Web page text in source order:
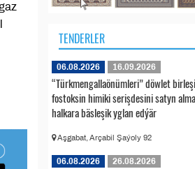
TENDERLER
06.08.2026 16.09.2026
“Türkmengallaönümleri” döwlet
fostoksin himiki serişdesini satyn
halkara bäsleşik yglan edýär
Aşgabat, Arçabil Şaýoly 92
06.08.2026 26.08.2026